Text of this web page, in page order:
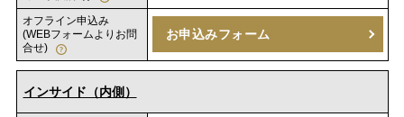
オフライン申込み
(WEBフォームよりお問
合せ)
お申込みフォーム
インサイド（内側）